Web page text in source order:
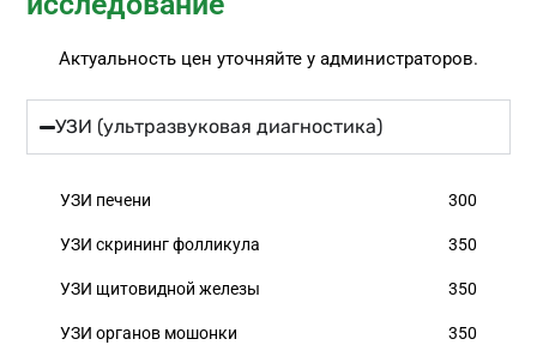
Актуальность цен уточняйте у администраторов.
УЗИ (ультразвуковая диагностика)
УЗИ печени 300
УЗИ скрининг фолликула 350
УЗИ щитовидной железы 350
УЗИ органов мошонки 350